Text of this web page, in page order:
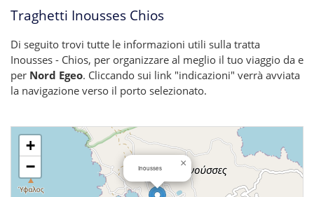
Traghetti Inousses Chios
Di seguito trovi tutte le informazioni utili sulla tratta
Inousses - Chios, per organizzare al meglio il tuo viaggio da e
per Nord Egeo. Cliccando sui link "indicazioni" verrà avviata
la navigazione verso il porto selezionato.
Inousses ×
+
−